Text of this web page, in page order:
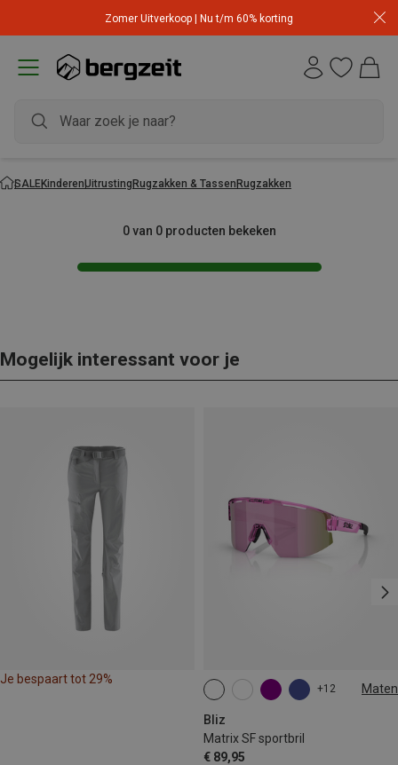
Zomer Uitverkoop | Nu t/m 60% korting
SALEKinderenUitrustingRugzakken & TassenRugzakken
0 van 0 producten bekeken
Mogelijk interessant voor je
Je bespaart tot 29%
+12 Maten
Bliz
Matrix SF sportbril
€ 89,95
ONE SIZE